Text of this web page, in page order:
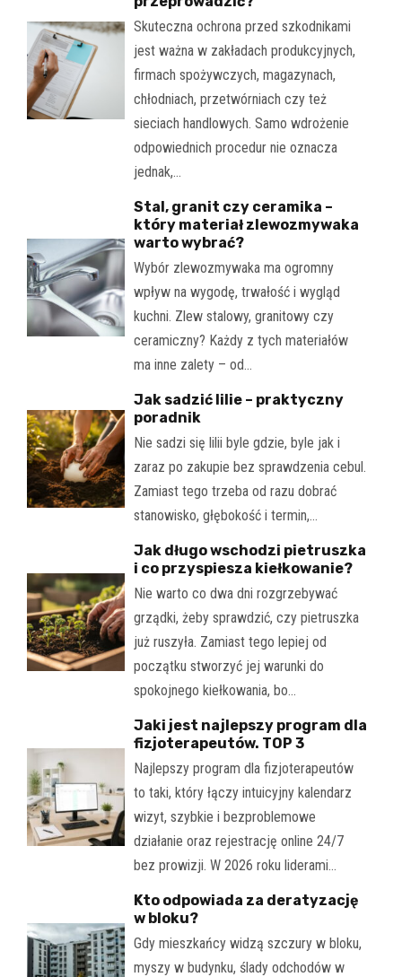
Skuteczna ochrona przed szkodnikami
jest ważna w zakładach produkcyjnych,
firmach spożywczych, magazynach,
chłodniach, przetwórniach czy też
sieciach handlowych. Samo wdrożenie
odpowiednich procedur nie oznacza
jednak,…
Stal, granit czy ceramika –
który materiał zlewozmywaka
warto wybrać?
Wybór zlewozmywaka ma ogromny
wpływ na wygodę, trwałość i wygląd
kuchni. Zlew stalowy, granitowy czy
ceramiczny? Każdy z tych materiałów
ma inne zalety – od…
Jak sadzić lilie – praktyczny
poradnik
Nie sadzi się lilii byle gdzie, byle jak i
zaraz po zakupie bez sprawdzenia cebul.
Zamiast tego trzeba od razu dobrać
stanowisko, głębokość i termin,…
Jak długo wschodzi pietruszka
i co przyspiesza kiełkowanie?
Nie warto co dwa dni rozgrzebywać
grządki, żeby sprawdzić, czy pietruszka
już ruszyła. Zamiast tego lepiej od
początku stworzyć jej warunki do
spokojnego kiełkowania, bo…
Jaki jest najlepszy program dla
fizjoterapeutów. TOP 3
Najlepszy program dla fizjoterapeutów
to taki, który łączy intuicyjny kalendarz
wizyt, szybkie i bezproblemowe
działanie oraz rejestrację online 24/7
bez prowizji. W 2026 roku liderami…
Kto odpowiada za deratyzację
w bloku?
Gdy mieszkańcy widzą szczury w bloku,
myszy w budynku, ślady odchodów w